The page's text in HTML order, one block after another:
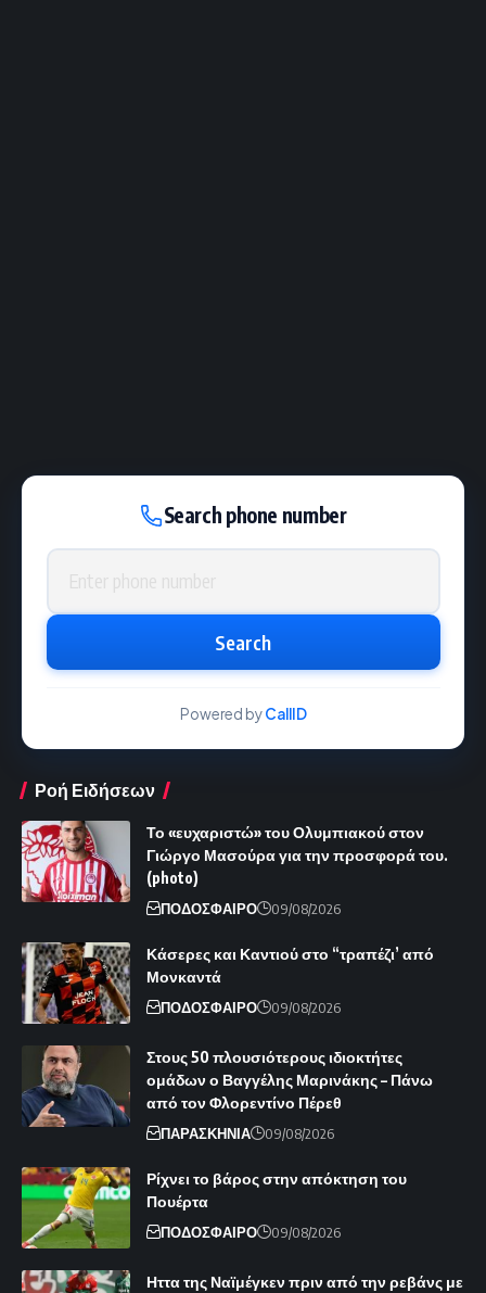
Search phone number
Phone number
Search
Powered byCallID
Ροή Ειδήσεων
Το «ευχαριστώ» του Ολυμπιακού στον
Γιώργο Μασούρα για την προσφορά του.
(photo)
ΠΟΔΟΣΦΑΙΡΟ 09/08/2026
Κάσερες και Καντιού στο “τραπέζι’ από
Μονκαντά
ΠΟΔΟΣΦΑΙΡΟ 09/08/2026
Στους 50 πλουσιότερους ιδιοκτήτες
ομάδων ο Βαγγέλης Μαρινάκης – Πάνω
από τον Φλορεντίνο Πέρεθ
ΠΑΡΑΣΚΗΝΙΑ 09/08/2026
Ρίχνει το βάρος στην απόκτηση του
Πουέρτα
ΠΟΔΟΣΦΑΙΡΟ 09/08/2026
Ηττα της Ναϊμέγκεν πριν από την ρεβάνς με